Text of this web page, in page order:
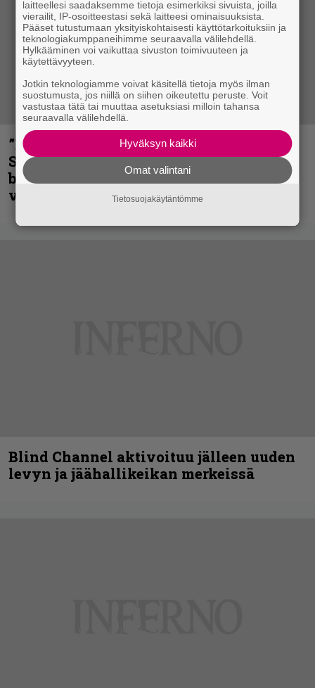
”He ovat tuoneet soittoon jotain uutta” –
Sepulturan Andreas Kisser nimeää
bändin, jonka riffit ovat tehneet
vaikutuksen
Blind Channel aktivoituu jälleen uuden
levyn ja jäähallikeikan merkeissä
laitteellesi saadaksemme tietoja esimerkiksi sivuista, joilla
vierailit, IP-osoitteestasi sekä laitteesi ominaisuuksista.
Pääset tutustumaan yksityiskohtaisesti käyttötarkoituksiin ja
teknologiakumppaneihimme seuraavalla välilehdellä.
Hylkääminen voi vaikuttaa sivuston toimivuuteen ja
käytettävyyteen.
Jotkin teknologiamme voivat käsitellä tietoja myös ilman
suostumusta, jos niillä on siihen oikeutettu peruste. Voit
vastustaa tätä tai muuttaa asetuksiasi milloin tahansa
seuraavalla välilehdellä.
Hyväksyn kaikki
Omat valintani
Tietosuojakäytäntömme